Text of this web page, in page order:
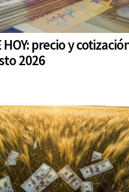
HOY: precio y
2026